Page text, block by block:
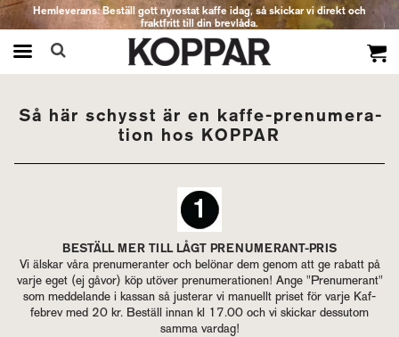
Hemleverans: Beställ gott nyrostat kaffe idag, så skickar vi direkt och
fraktfritt till din brevlåda.
Så här schysst är en kaf­fe-pre­nu­me­ra­
tion hos KOP­PAR
BE­STÄLL MER TILL LÅGT PRE­NU­ME­RANT-PRIS
Vi äls­kar våra pre­nu­me­ran­ter och be­lö­nar dem genom att ge ra­batt på
varje eget (ej gåvor) köp ut­ö­ver pre­nu­me­ra­tio­nen! Ange "Pre­nu­me­rant"
som med­de­lan­de i kas­san så ju­ste­rar vi ma­nu­ellt pri­set för varje Kaf­
febrev med 20 kr. Be­ställ innan kl 17.00 och vi skic­kar dess­utom
samma var­dag!